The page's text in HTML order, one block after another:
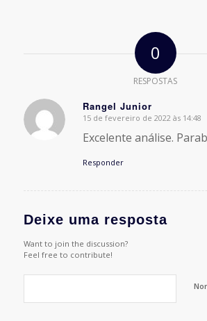
0
RESPOSTAS
Rangel Junior
says:
15 de fevereiro de 2022 às 14:48
Excelente análise.
Responder
Deixe uma resposta
Want to join the discussion?
Feel free to contribute!